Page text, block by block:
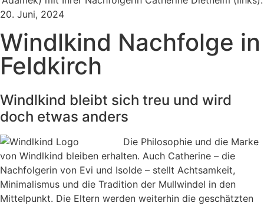
20. Juni, 2024
Windlkind Nachfolge in
Feldkirch
Windlkind bleibt sich treu und wird
doch etwas anders
Die Philosophie und die Marke
von Windlkind bleiben erhalten. Auch Catherine – die
Nachfolgerin von Evi und Isolde – stellt Achtsamkeit,
Minimalismus und die Tradition der Mullwindel in den
Mittelpunkt. Die Eltern werden weiterhin die geschätzten